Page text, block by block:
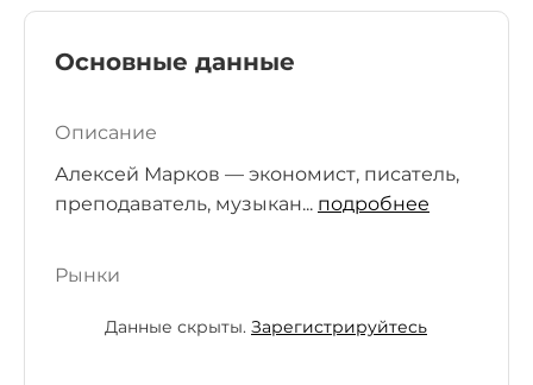
Основные данные
Описание
Алексей Марков — экономист, писатель,
преподаватель, музыкан... подробнее
Рынки
Данные скрыты. Зарегистрируйтесь